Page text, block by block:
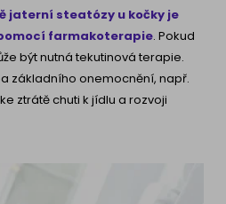
jaterní steatózy u kočky je
farmakoterapie. Pokud
být nutná tekutinová terapie.
základního onemocnění, např.
ztrátě chuti k jídlu a rozvoji